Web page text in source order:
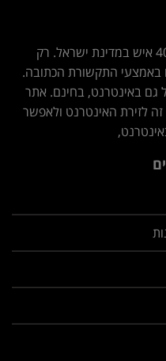
מדי שנה הולכים לעולמם כ-40,000 איש במדינת ישראל. רק
באמצעי התקשורת הכתובה.
גם באינטרנט, בחינם. אתר
לזירת האינטרנט ולאפשר